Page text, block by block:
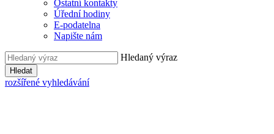
Ostatní kontakty
Úřední hodiny
E-podatelna
Napište nám
Hledaný výraz
Hledat
rozšířené vyhledávání